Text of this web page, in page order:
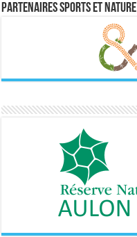
Partenaires sports et nature